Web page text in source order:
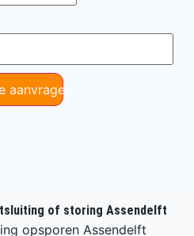
aanvragen
of storing Assendelft
opsporen Assendelft